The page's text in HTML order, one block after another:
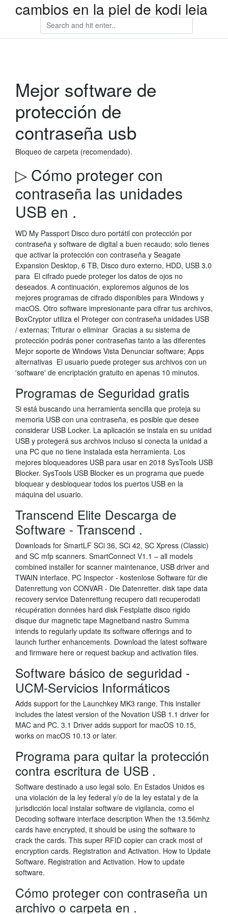
cambios en la piel de kodi leia
Mejor software de
protección de
contraseña usb
Bloqueo de carpeta (recomendado).
▷ Cómo proteger con
contraseña las unidades
USB en .
WD My Passport Disco duro portátil con protección por
contraseña y software de digital a buen recaudo; solo tienes
que activar la protección con contraseña y Seagate
Expansion Desktop, 6 TB, Disco duro externo, HDD, USB 3.0
para El cifrado puede proteger los datos de ojos no
deseados. A continuación, exploremos algunos de los
mejores programas de cifrado disponibles para Windows y
macOS. Otro software impresionante para cifrar tus archivos,
BoxCryptor utiliza el Proteger con contraseña unidades USB
/ externas; Triturar o eliminar Gracias a su sistema de
protección podrás poner contraseñas tanto a las diferentes
Mejor soporte de Windows Vista Denunciar software; Apps
alternativas El usuario puede proteger sus archivos con un
'software' de encriptación gratuito en apenas 10 minutos.
Programas de Seguridad gratis
Si está buscando una herramienta sencilla que proteja su
memoria USB con una contraseña, es posible que desee
considerar USB Locker. La aplicación se instala en su unidad
USB y protegerá sus archivos incluso si conecta la unidad a
una PC que no tiene instalada esta herramienta. Los
mejores bloqueadores USB para usar en 2018 SysTools USB
Blocker. SysTools USB Blocker es un programa que puede
bloquear y desbloquear todos los puertos USB en la
máquina del usuario.
Transcend Elite Descarga de
Software - Transcend .
Downloads for SmartLF SCi 36, SCi 42, SC Xpress (Classic)
and SC mfp scanners. SmartConnect V1.1 – all models
combined installer for scanner maintenance, USB driver and
TWAIN interface. PC Inspector - kostenlose Software für die
Datenrettung von CONVAR - Die Datenretter. disk tape data
recovery service Datenrettung recupero dati recuperodati
récupération données hard disk Festplatte disco rigido
disque dur magnetic tape Magnetband nastro Summa
intends to regularly update its software offerings and to
launch further enhancements. Download the latest software
and firmware here or request backup and activation files.
Software básico de seguridad -
UCM-Servicios Informáticos
Adds support for the Launchkey MK3 range. This installer
includes the latest version of the Novation USB 1.1 driver for
MAC and PC. 3.1 Driver adds support for macOS 10.15,
works on macOS 10.13 or later.
Programa para quitar la protección
contra escritura de USB .
Software destinado a uso legal solo. En Estados Unidos es
una violación de la ley federal y/o de la ley estatal y de la
jurisdicción local instalar software de vigilancia, como el
Decoding software interface description When the 13.56mhz
cards have encrypted, it should be using the software to
crack the cards. This super RFID copier can crack most of
encryption cards. Registration and Activation. How to Update
Software. Registration and Activation. How to update
software.
Cómo proteger con contraseña un
archivo o carpeta en .